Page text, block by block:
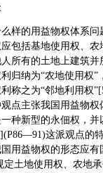
样的用益物权体系
包括基地使用权、
所有的土地上建筑
归纳为“农地使用权
称之为“邻地利用权
点主张我国用益物
种新型的永佃权，
这派观点的
用益物权的形态应
土地使用权、农地